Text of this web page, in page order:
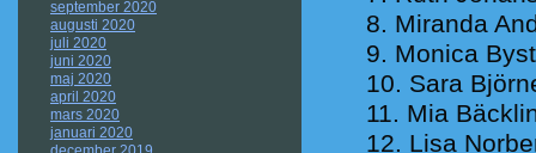
september 2020
augusti 2020
juli 2020
juni 2020
maj 2020
april 2020
mars 2020
januari 2020
Miranda
Monica
Sara
Mia
Lisa